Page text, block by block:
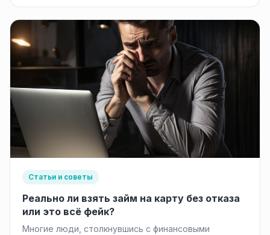
Статьи и советы
Реально ли взять займ на карту без отказа
или это всё фейк?
Многие люди, столкнувшись с финансовыми